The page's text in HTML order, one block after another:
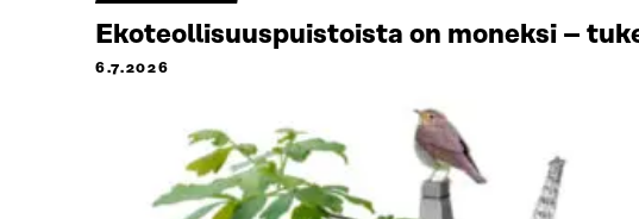
Ekoteollisuuspuistoista on moneksi –
6.7.2026